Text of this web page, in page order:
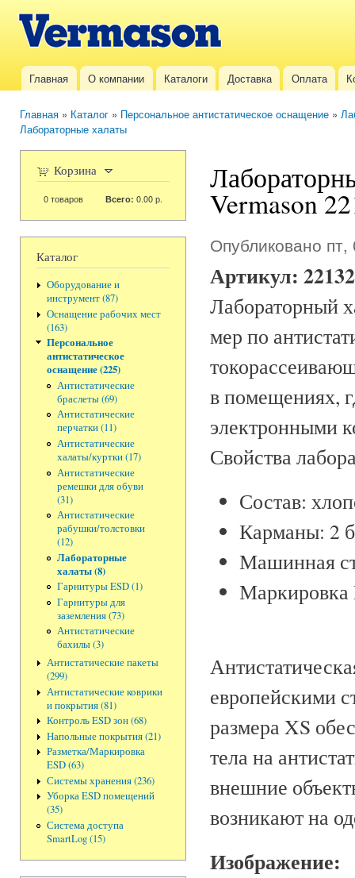
Vermason.ru
Главное меню
Главная О компании Каталоги Доставка Оплата
Вы здесь
Главная » Каталог » Персональное антистатическое оснащение »
Лабораторные халаты
Корзина
0товаров Всего: 0.00 р.
Каталог
Оборудование и
инструмент (87)
Оснащение рабочих мест
(163)
Персональное
антистатическое
оснащение (225)
Антистатические
браслеты (69)
Антистатические
перчатки (11)
Антистатические
халаты/куртки (17)
Антистатические
ремешки для обуви
(31)
Антистатические
рабушки/толстовки
(12)
Лабораторные
халаты (8)
Гарнитуры ESD (1)
Гарнитуры для
заземления (73)
Антистатические
бахилы (3)
Антистатические пакеты
(299)
Антистатические коврики
и покрытия (81)
Контроль ESD зон (68)
Напольные покрытия (21)
Разметка/Маркировка
ESD (63)
Системы хранения (236)
Уборка ESD помещений
(35)
Система доступа
SmartLog (15)
Vermason
Опубликовано
Артикул:
Лабораторный
мер по
в помещениях,
электронными
Свойства
Состав:
Карманы: 2
Машинная
Маркировка
европейскими
размера XS
тела на
внешние
возникают на
Изображение: